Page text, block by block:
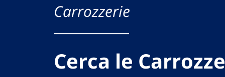
Carrozzerie
Cerca le